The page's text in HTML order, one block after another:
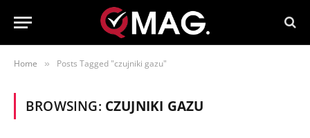
Home » Posts Tagged "czujniki gazu"
BROWSING: CZUJNIKI GAZU